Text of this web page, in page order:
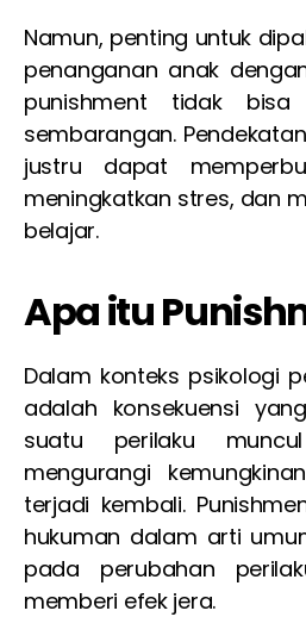
Namun, penting untuk
penanganan anak
punishment tidak bisa
sembarangan.
justru dapat
meningkatkan stres, dan
belajar.
Apa itu
Dalam konteks psikologi
adalah konsekuensi
suatu perilaku
mengurangi
terjadi kembali.
hukuman dalam arti
pada perubahan
memberi efek jera.